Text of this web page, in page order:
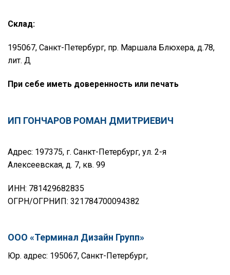
Склад:
195067, Санкт-Петербург, пр. Маршала Блюхера, д.78,
лит. Д
При себе иметь доверенность или печать
ИП ГОНЧАРОВ РОМАН ДМИТРИЕВИЧ
Адрес: 197375, г. Санкт-Петербург, ул. 2-я
Алексеевская, д. 7, кв. 99
ИНН: 781429682835
ОГРН/ОГРНИП: 321784700094382
ООО «Терминал Дизайн Групп»
Юр. адрес: 195067, Санкт-Петербург,